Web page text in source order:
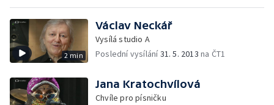
2 min
Václav Neckář
Vysílá studio A
Poslední vysílání31. 5. 2013 na ČT1
Jana Kratochvílová
Chvíle pro písničku